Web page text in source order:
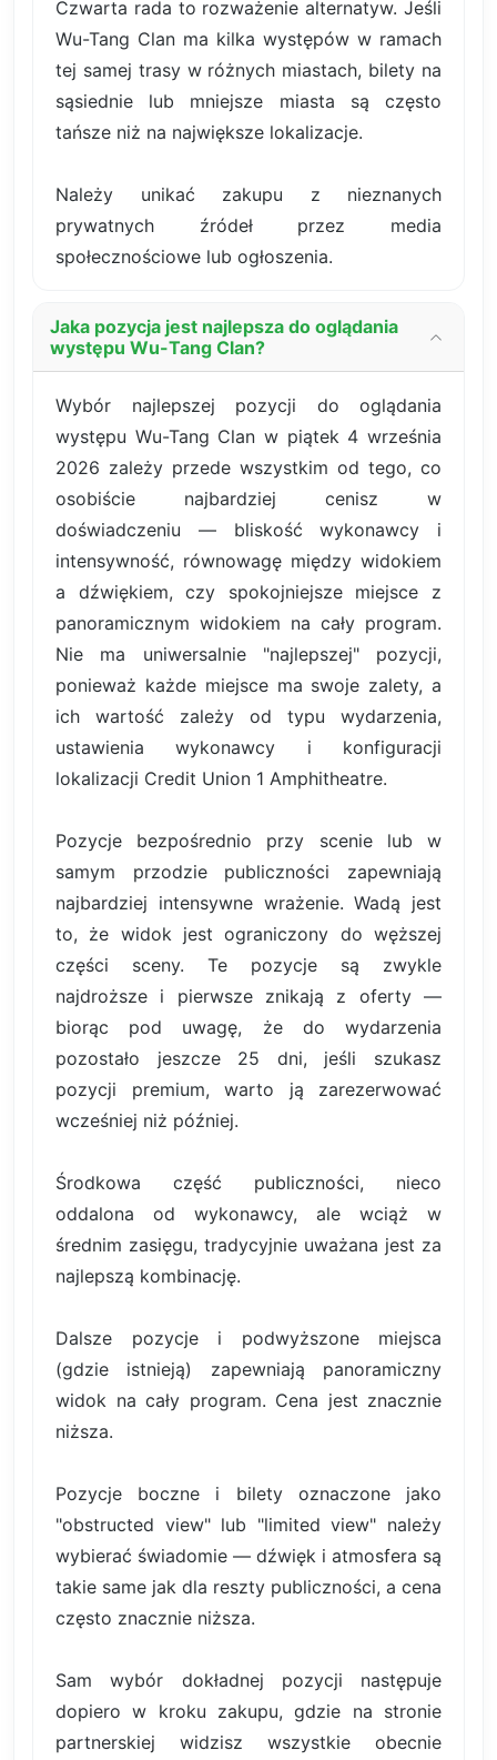
Czwarta rada to rozważenie alternatyw. Jeśli
Wu-Tang Clan ma kilka występów w ramach
tej samej trasy w różnych miastach, bilety na
sąsiednie lub mniejsze miasta są często
tańsze niż na największe lokalizacje.
Należy unikać zakupu z nieznanych
prywatnych źródeł przez media
społecznościowe lub ogłoszenia.
Jaka pozycja jest najlepsza do oglądania
występu Wu-Tang Clan?
Wybór najlepszej pozycji do oglądania
występu Wu-Tang Clan w piątek 4 września
2026 zależy przede wszystkim od tego, co
osobiście najbardziej cenisz w
doświadczeniu — bliskość wykonawcy i
intensywność, równowagę między widokiem
a dźwiękiem, czy spokojniejsze miejsce z
panoramicznym widokiem na cały program.
Nie ma uniwersalnie "najlepszej" pozycji,
ponieważ każde miejsce ma swoje zalety, a
ich wartość zależy od typu wydarzenia,
ustawienia wykonawcy i konfiguracji
lokalizacji Credit Union 1 Amphitheatre.
Pozycje bezpośrednio przy scenie lub w
samym przodzie publiczności zapewniają
najbardziej intensywne wrażenie. Wadą jest
to, że widok jest ograniczony do węższej
części sceny. Te pozycje są zwykle
najdroższe i pierwsze znikają z oferty —
biorąc pod uwagę, że do wydarzenia
pozostało jeszcze 25 dni, jeśli szukasz
pozycji premium, warto ją zarezerwować
wcześniej niż później.
Środkowa część publiczności, nieco
oddalona od wykonawcy, ale wciąż w
średnim zasięgu, tradycyjnie uważana jest za
najlepszą kombinację.
Dalsze pozycje i podwyższone miejsca
(gdzie istnieją) zapewniają panoramiczny
widok na cały program. Cena jest znacznie
niższa.
Pozycje boczne i bilety oznaczone jako
"obstructed view" lub "limited view" należy
wybierać świadomie — dźwięk i atmosfera są
takie same jak dla reszty publiczności, a cena
często znacznie niższa.
Sam wybór dokładnej pozycji następuje
dopiero w kroku zakupu, gdzie na stronie
partnerskiej widzisz wszystkie obecnie